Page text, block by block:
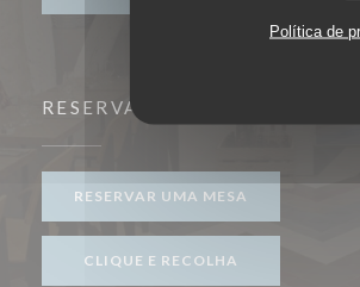
Política de
RESERVA
RESERVAR UMA MESA
CLIQUE E RECOLHA